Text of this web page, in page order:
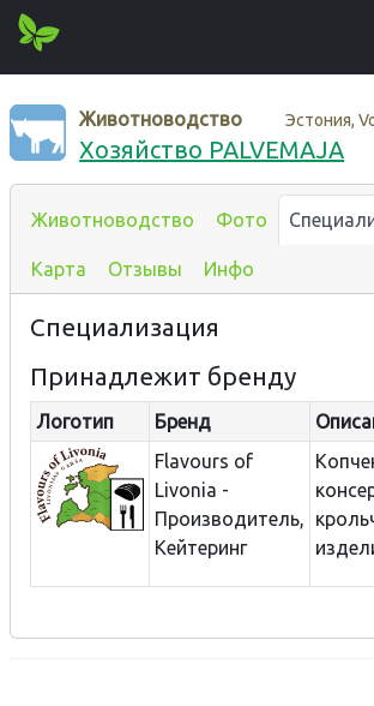
Животноводство Эстония,
Хозяйство PALVEMAJA
Животноводство Фото
Карта Отзывы Инфо
Специализация
Принадлежит бренду
Логотип Бренд
Flavours of
Livonia -
Производитель,
Кейтеринг